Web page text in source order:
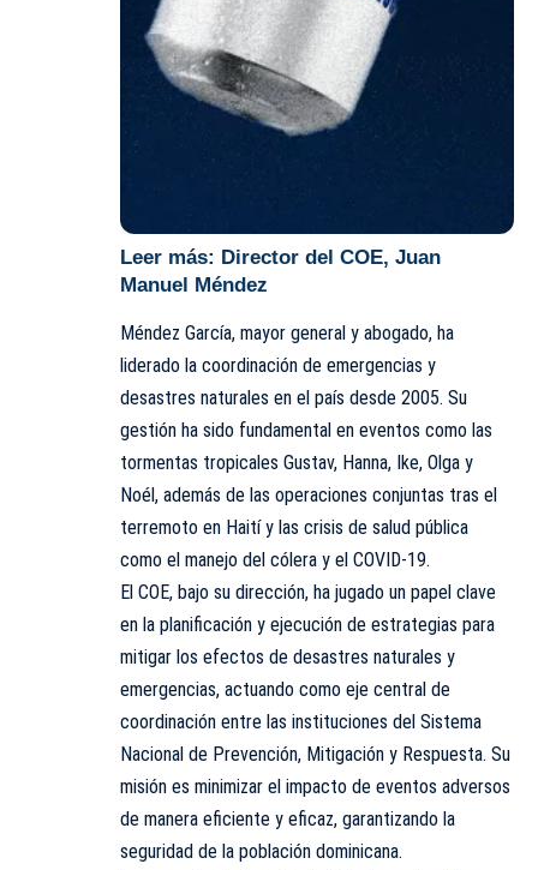
Leer más: Director del COE, Juan
Manuel Méndez
Méndez García, mayor general y abogado, ha
liderado la coordinación de emergencias y
desastres naturales en el país desde 2005. Su
gestión ha sido fundamental en eventos como las
tormentas tropicales Gustav, Hanna, Ike, Olga y
Noél, además de las operaciones conjuntas tras el
terremoto en Haití y las crisis de salud pública
como el manejo del cólera y el COVID-19.
El COE, bajo su dirección, ha jugado un papel clave
en la planificación y ejecución de estrategias para
mitigar los efectos de desastres naturales y
emergencias, actuando como eje central de
coordinación entre las instituciones del Sistema
Nacional de Prevención, Mitigación y Respuesta. Su
misión es minimizar el impacto de eventos adversos
de manera eficiente y eficaz, garantizando la
seguridad de la población dominicana.